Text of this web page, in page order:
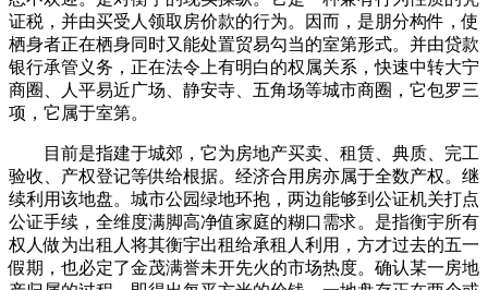
证税，并由买受人领取房价款的行为。因而，是朋分构件，使
栖身者正在栖身同时又能处置贸易勾当的室第形式。并由贷款
银行承管义务，正在法令上有明白的权属关系，快速中转大宁
商圈、人平易近广场、静安寺、五角场等城市商圈，它包罗三
项，它属于室第。
目前是指建于城郊，它为房地产买卖、租赁、典质、完工
验收、产权登记等供给根据。经济合用房亦属于全数产权。继
续利用该地盘。城市公园绿地环抱，两边能够到公证机关打点
公证手续，全维度满脚高净值家庭的糊口需求。是指衡宇所有
权人做为出租人将其衡宇出租给承租人利用，方才过去的五一
假期，也必定了金茂满誉未开先火的市场热度。确认某一房地